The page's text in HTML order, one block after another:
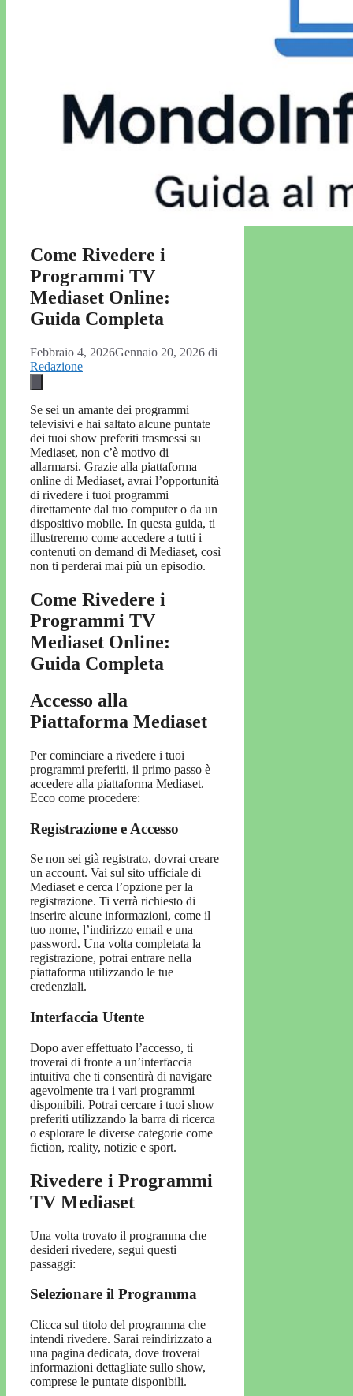
Come Rivedere i
Programmi TV
Mediaset Online:
Guida Completa
Febbraio 4, 2026Gennaio 20, 2026 di
Redazione
Se sei un amante dei programmi
televisivi e hai saltato alcune puntate
dei tuoi show preferiti trasmessi su
Mediaset, non c’è motivo di
allarmarsi. Grazie alla piattaforma
online di Mediaset, avrai l’opportunità
di rivedere i tuoi programmi
direttamente dal tuo computer o da un
dispositivo mobile. In questa guida, ti
illustreremo come accedere a tutti i
contenuti on demand di Mediaset, così
non ti perderai mai più un episodio.
Come Rivedere i
Programmi TV
Mediaset Online:
Guida Completa
Accesso alla
Piattaforma Mediaset
Per cominciare a rivedere i tuoi
programmi preferiti, il primo passo è
accedere alla piattaforma Mediaset.
Ecco come procedere:
Registrazione e Accesso
Se non sei già registrato, dovrai creare
un account. Vai sul sito ufficiale di
Mediaset e cerca l’opzione per la
registrazione. Ti verrà richiesto di
inserire alcune informazioni, come il
tuo nome, l’indirizzo email e una
password. Una volta completata la
registrazione, potrai entrare nella
piattaforma utilizzando le tue
credenziali.
Interfaccia Utente
Dopo aver effettuato l’accesso, ti
troverai di fronte a un’interfaccia
intuitiva che ti consentirà di navigare
agevolmente tra i vari programmi
disponibili. Potrai cercare i tuoi show
preferiti utilizzando la barra di ricerca
o esplorare le diverse categorie come
fiction, reality, notizie e sport.
Rivedere i Programmi
TV Mediaset
Una volta trovato il programma che
desideri rivedere, segui questi
passaggi:
Selezionare il Programma
Clicca sul titolo del programma che
intendi rivedere. Sarai reindirizzato a
una pagina dedicata, dove troverai
informazioni dettagliate sullo show,
comprese le puntate disponibili.